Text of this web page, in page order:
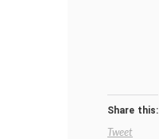
Share this:
Tweet